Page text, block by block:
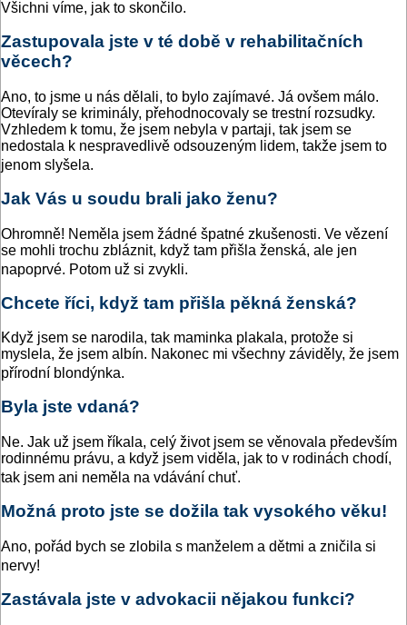
Všichni víme, jak to skončilo.
Zastupovala jste v té době v rehabilitačních
věcech?
Ano, to jsme u nás dělali, to bylo zajímavé. Já ovšem málo.
Otevíraly se kriminály, přehodnocovaly se trestní rozsudky.
Vzhledem k tomu, že jsem nebyla v partaji, tak jsem se
nedostala k nespravedlivě odsouzeným lidem, takže jsem to
jenom slyšela.
Jak Vás u soudu brali jako ženu?
Ohromně! Neměla jsem žádné špatné zkušenosti. Ve vězení
se mohli trochu zbláznit, když tam přišla ženská, ale jen
napoprvé. Potom už si zvykli.
Chcete říci, když tam přišla pěkná ženská?
Když jsem se narodila, tak maminka plakala, protože si
myslela, že jsem albín. Nakonec mi všechny záviděly, že jsem
přírodní blondýnka.
Byla jste vdaná?
Ne. Jak už jsem říkala, celý život jsem se věnovala především
rodinnému právu, a když jsem viděla, jak to v rodinách chodí,
tak jsem ani neměla na vdávání chuť.
Možná proto jste se dožila tak vysokého věku!
Ano, pořád bych se zlobila s manželem a dětmi a zničila si
nervy!
Zastávala jste v advokacii nějakou funkci?